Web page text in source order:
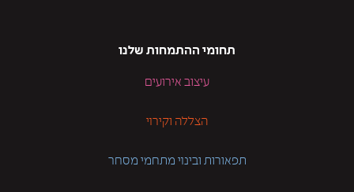
תחומי ההתמחות שלנו
עיצוב אירועים
הצללה וקירוי
תפאורות ובינוי מתחמי מסחר